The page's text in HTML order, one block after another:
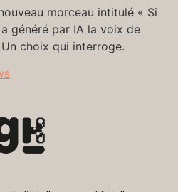
morceau intitulé « Si
a généré par IA la voix de
choix qui interroge.